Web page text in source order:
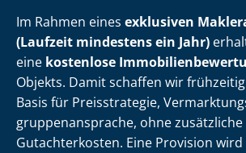
Im Rahmen eines exklusiven
(Laufzeit mindestens ein Jahr)
eine kostenlose
Objekts. Damit schaffen wir
Basis für Preisstrategie,
grup­pen­an­spra­che, ohne zusätzliche
Gutachterkosten. Eine Provision